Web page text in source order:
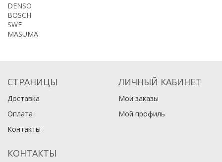
DENSO
BOSCH
SWF
MASUMA
СТРАНИЦЫ
Доставка
Оплата
Контакты
ЛИЧНЫЙ КАБИНЕТ
Мои заказы
Мой профиль
КОНТАКТЫ